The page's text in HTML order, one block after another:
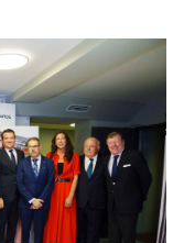
inaugural que